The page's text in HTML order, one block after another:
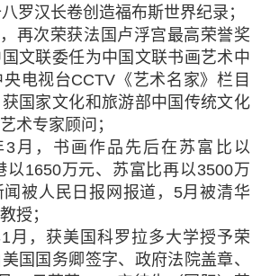
罗汉长卷创造福布斯世界纪录；
再次荣获法国卢浮宫最高荣誉奖
文联委任为中国文联书画艺术中
电视台CCTV《艺术名家》栏目
国家文化和旅游部中国传统文化
术专家顾问；
3月，书画作品先后在苏富比以
以1650万元、苏富比再以3500万
被人民日报网报道，5月被清华
授；
月，获美国科罗拉多大学授予荣
国国务卿签字、政府法院盖章、